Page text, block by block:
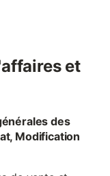
et
des
Modification